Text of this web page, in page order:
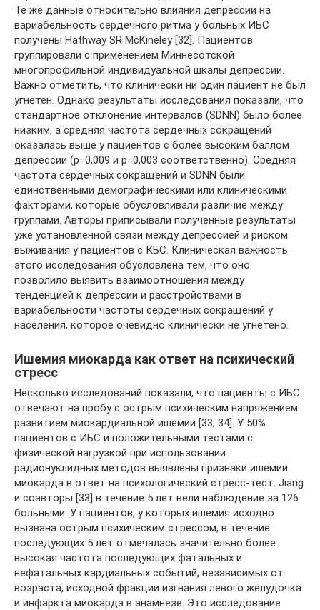
Те же данные относительно влияния депрессии на
вариабельность сердечного ритма у больных ИБС
получены Hathway SR McKineley [32]. Пациентов
группировали с применением Миннесотской
многопрофильной индивидуальной шкалы депрессии.
Важно отметить, что клинически ни один пациент не был
угнетен. Однако результаты исследования показали, что
стандартное отклонение интервалов (SDNN) было более
низким, а средняя частота сердечных сокращений
оказалась выше у пациентов с более высоким баллом
депрессии (р=0,009 и р=0,003 соответственно). Средняя
частота сердечных сокращений и SDNN были
единственными демографическими или клиническими
факторами, которые обусловливали различие между
группами. Авторы приписывали полученные результаты
уже установленной связи между депрессией и риском
выживания у пациентов с КБС. Клиническая важность
этого исследования обусловлена тем, что оно
позволило выявить взаимоотношения между
тенденцией к депрессии и расстройствами в
вариабельности частоты сердечных сокращений у
населения, которое очевидно клинически не угнетено.
Ишемия миокарда как ответ на психический
стресс
Несколько исследований показали, что пациенты с ИБС
отвечают на пробу с острым психическим напряжением
развитием миокардиальной ишемии [33, 34]. У 50%
пациентов с ИБС и положительными тестами с
физической нагрузкой при использовании
радионуклидных методов выявлены признаки ишемии
миокарда в ответ на психологический стресс-тест. Jiang
и соавторы [33] в течение 5 лет вели наблюдение за 126
больными. У пациентов, у которых ишемия исходно
вызвана острым психическим стрессом, в течение
последующих 5 лет отмечалась значительно более
высокая частота последующих фатальных и
нефатальных кардиальных событий, независимых от
возраста, исходной фракции изгнания левого желудочка
и инфаркта миокарда в анамнезе. Это исследование